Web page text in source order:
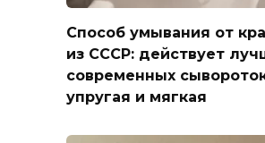
Способ умывания от
из СССР: действует
современных
упругая и мягкая